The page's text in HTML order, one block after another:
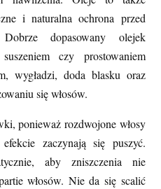
i naturalna ochrona przed
dopasowany olejek
czy prostowaniem
wygładzi, doda blasku oraz
się włosów.
ponieważ rozdwojone włosy
zaczynają się puszyć.
aby zniszczenia nie
włosów. Nie da się scalić